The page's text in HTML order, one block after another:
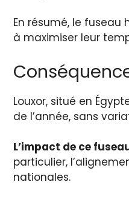
En résumé, le
à maximiser leur
Louxor, situé en
de l’année, sans
L’impact de ce
particulier,
nationales.